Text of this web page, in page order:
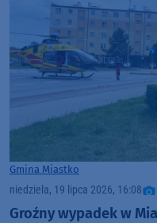
Gmina Miastko
niedziela, 19 lipca 2026, 16:08
Groźny wypadek w